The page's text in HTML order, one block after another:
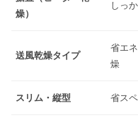
燥）
しっ
送風乾燥タイプ
省エ
燥
スリム・縦型 省ス